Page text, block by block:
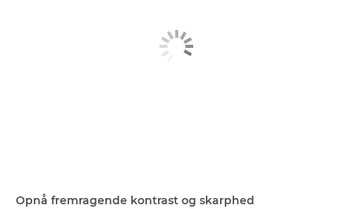
Opnå fremragende kontrast og skarphed